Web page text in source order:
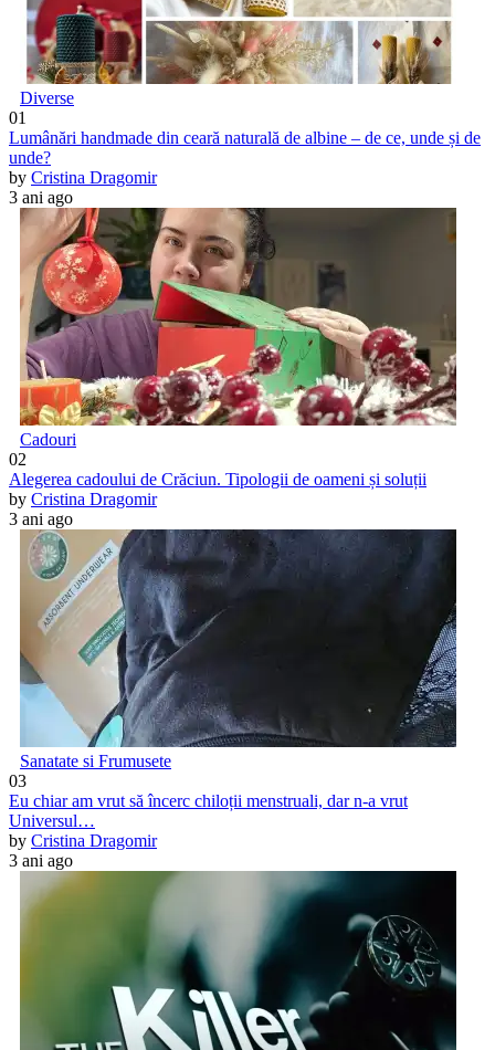
Diverse
01
Lumânări handmade din ceară naturală de albine – de ce, unde și de
unde?
by Cristina Dragomir
3 ani ago
Cadouri
02
Alegerea cadoului de Crăciun. Tipologii de oameni și soluții
by Cristina Dragomir
3 ani ago
Sanatate si Frumusete
03
Eu chiar am vrut să încerc chiloții menstruali, dar n-a vrut
Universul…
by Cristina Dragomir
3 ani ago